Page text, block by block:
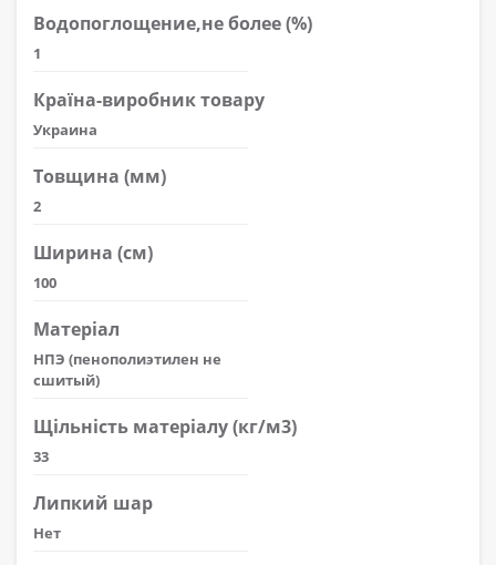
Водопоглощение,не более (%)
1
Країна-виробник товару
Украина
Товщина (мм)
2
Ширина (см)
100
Матеріал
НПЭ (пенополиэтилен не
сшитый)
Щільність матеріалу (кг/м3)
33
Липкий шар
Нет